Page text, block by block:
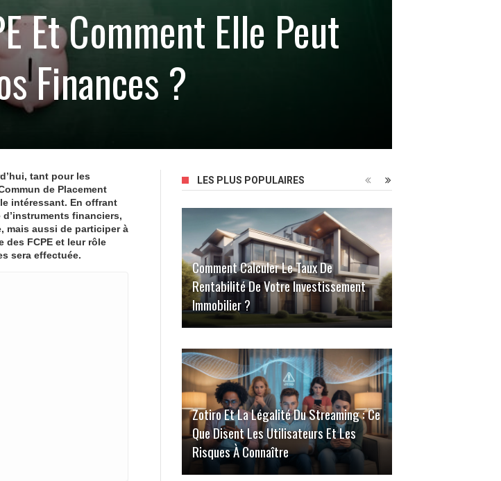
Et Comment Elle Peut
Finances ?
tant pour les
de Placement
intéressant. En offrant
financiers,
mais aussi de participer à
des FCPE et leur rôle
sera effectuée.
LES PLUS POPULAIRES
Comment Calculer Le Taux De
Rentabilité De Votre Investissement
Immobilier ?
Zotiro Et La Légalité Du Streaming : Ce
Que Disent Les Utilisateurs Et Les
Risques À Connaître